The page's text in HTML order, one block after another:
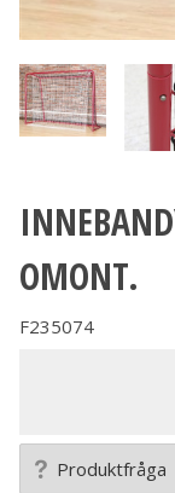
OMONT.
F235074
Produktfråga